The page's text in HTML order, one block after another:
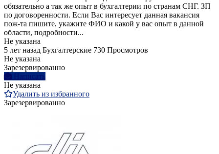
обязательно а так же опыт в бухгалтерии по странам СНГ. ЗП
по договоренности. Если Вас интересует данная вакансия
пож-та пишите, укажите ФИО и какой у вас опыт в данной
области, подробности...
Не указана
5 лет назад Бухгалтерские 730 Просмотров
Не указана
Зарезервированно
Написать
Не указана
Удалить из избранного
Зарезервированно